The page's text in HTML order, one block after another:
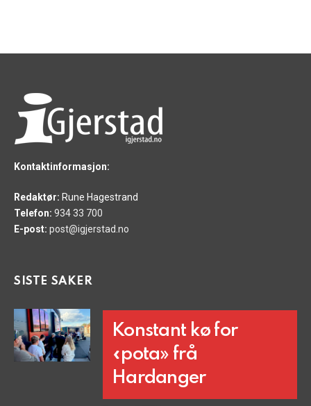
Kontaktinformasjon:
Redaktør: Rune Hagestrand
Telefon: 934 33 700
E-post: post@igjerstad.no
SISTE SAKER
Konstant kø for
«pota» frå
Hardanger